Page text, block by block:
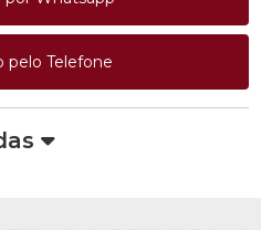
pelo Telefone